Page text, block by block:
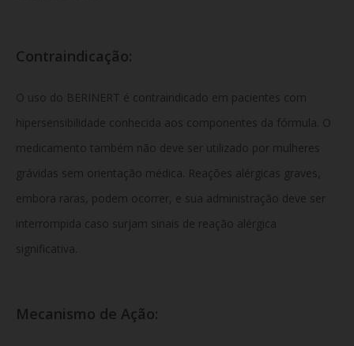
Contraindicação:
O uso do BERINERT é contraindicado em pacientes com
hipersensibilidade conhecida aos componentes da fórmula. O
medicamento também não deve ser utilizado por mulheres
grávidas sem orientação médica. Reações alérgicas graves,
embora raras, podem ocorrer, e sua administração deve ser
interrompida caso surjam sinais de reação alérgica
significativa.
Mecanismo de Ação: